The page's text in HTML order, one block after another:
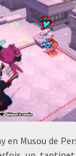
en Musou de